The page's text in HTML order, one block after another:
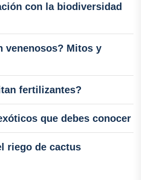
con la biodiversidad
venenosos? Mitos y
fertilizantes?
que debes conocer
riego de cactus